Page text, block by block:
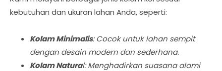
kebutuhan dan ukuran lahan Anda, seperti:
Kolam Minimalis: Cocok untuk lahan sempit
dengan desain modern dan sederhana.
Kolam Natural: Menghadirkan suasana alami